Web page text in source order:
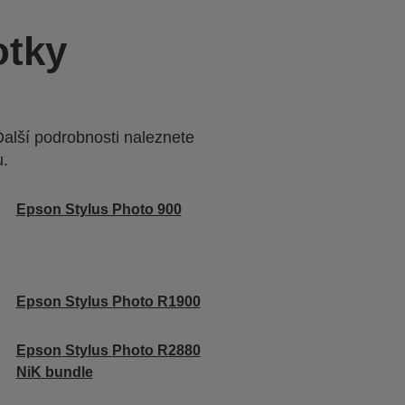
podrobnosti naleznete
Epson Stylus Photo 900
Epson Stylus Photo R1900
Epson Stylus Photo R2880
NiK bundle